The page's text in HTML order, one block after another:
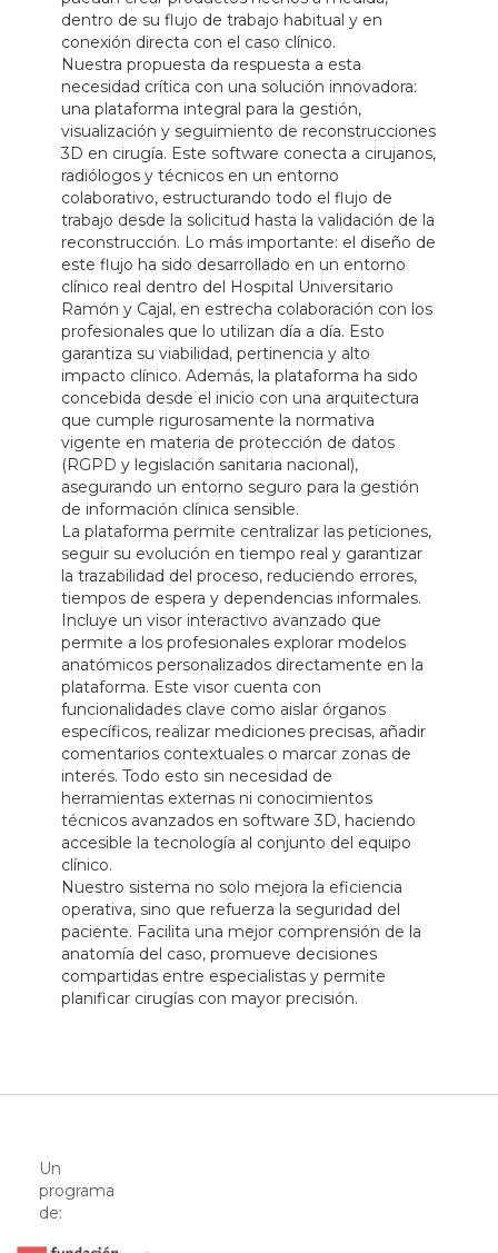
dentro de su flujo de trabajo habitual y en
conexión directa con el caso clínico.
Nuestra propuesta da respuesta a esta
necesidad crítica con una solución innovadora:
una plataforma integral para la gestión,
visualización y seguimiento de reconstrucciones
3D en cirugía. Este software conecta a cirujanos,
radiólogos y técnicos en un entorno
colaborativo, estructurando todo el flujo de
trabajo desde la solicitud hasta la validación de la
reconstrucción. Lo más importante: el diseño de
este flujo ha sido desarrollado en un entorno
clínico real dentro del Hospital Universitario
Ramón y Cajal, en estrecha colaboración con los
profesionales que lo utilizan día a día. Esto
garantiza su viabilidad, pertinencia y alto
impacto clínico. Además, la plataforma ha sido
concebida desde el inicio con una arquitectura
que cumple rigurosamente la normativa
vigente en materia de protección de datos
(RGPD y legislación sanitaria nacional),
asegurando un entorno seguro para la gestión
de información clínica sensible.
La plataforma permite centralizar las peticiones,
seguir su evolución en tiempo real y garantizar
la trazabilidad del proceso, reduciendo errores,
tiempos de espera y dependencias informales.
Incluye un visor interactivo avanzado que
permite a los profesionales explorar modelos
anatómicos personalizados directamente en la
plataforma. Este visor cuenta con
funcionalidades clave como aislar órganos
específicos, realizar mediciones precisas, añadir
comentarios contextuales o marcar zonas de
interés. Todo esto sin necesidad de
herramientas externas ni conocimientos
técnicos avanzados en software 3D, haciendo
accesible la tecnología al conjunto del equipo
clínico.
Nuestro sistema no solo mejora la eficiencia
operativa, sino que refuerza la seguridad del
paciente. Facilita una mejor comprensión de la
anatomía del caso, promueve decisiones
compartidas entre especialistas y permite
planificar cirugías con mayor precisión.
Un
programa
de: